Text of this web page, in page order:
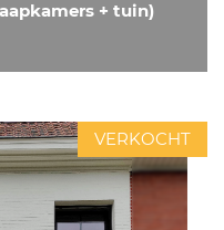
+ tuin)
VERKOCHT